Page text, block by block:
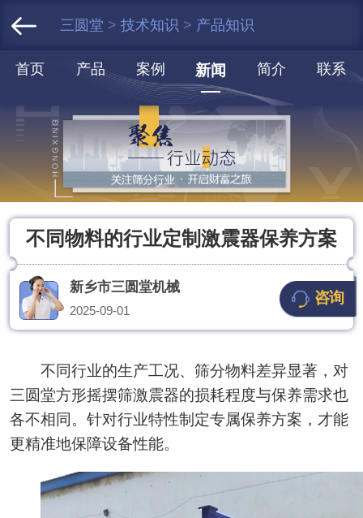
三圆堂 > 技术知识 > 产品知识
首页 产品 案例 新闻 简介 联系
不同物料的行业定制激震器保养方案
新乡市三圆堂机械
2025-09-01
咨询
不同行业的生产工况、筛分物料差异显著，对
三圆堂方形摇摆筛激震器的损耗程度与保养需求也
各不相同。针对行业特性制定专属保养方案，才能
更精准地保障设备性能。